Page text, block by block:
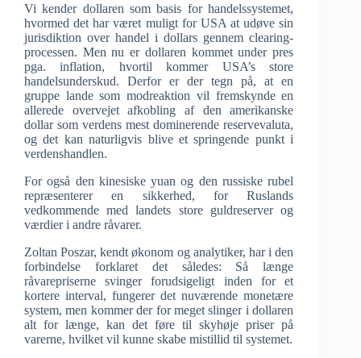
Vi kender dollaren som basis for handelssystemet,
hvormed det har været muligt for USA at udøve sin
jurisdiktion over handel i dollars gennem clearing-
processen. Men nu er dollaren kommet under pres
pga. inflation, hvortil kommer USA’s store
handelsunderskud. Derfor er der tegn på, at en
gruppe lande som modreaktion vil fremskynde en
allerede overvejet afkobling af den amerikanske
dollar som verdens mest dominerende reservevaluta,
og det kan naturligvis blive et springende punkt i
verdenshandlen.
For også den kinesiske yuan og den russiske rubel
repræsenterer en sikkerhed, for Ruslands
vedkommende med landets store guldreserver og
værdier i andre råvarer.
Zoltan Poszar, kendt økonom og analytiker, har i den
forbindelse forklaret det således: Så længe
råvarepriserne svinger forudsigeligt inden for et
kortere interval, fungerer det nuværende monetære
system, men kommer der for meget slinger i dollaren
alt for længe, kan det føre til skyhøje priser på
varerne, hvilket vil kunne skabe mistillid til systemet.